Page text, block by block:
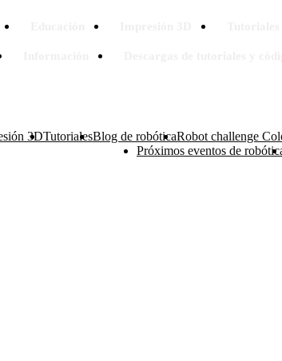
3DTutorialesBlog de robóticaRobot challenge
Próximos eventos de